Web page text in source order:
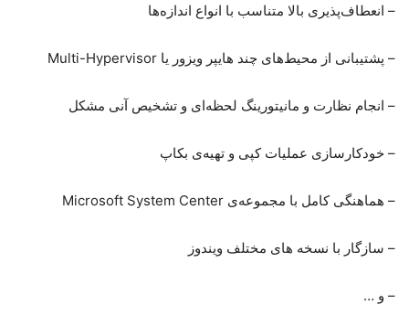
– انعطاف‌پذیری بالا متناسب با انواع اندازه‌ها
– پشتیبانی از محیط‌های چند هایپر ویزور یا Multi-Hypervisor
– انجام نظارت و مانیتورینگ لحظه‌ای و تشخیص آنی مشکل
– خودکارسازی عملیات کپی و تهیه‌ی بکاپ
– هماهنگی کامل با مجموعه‌ی Microsoft System Center
– سازگار با نسخه های مختلف ویندوز
– و …